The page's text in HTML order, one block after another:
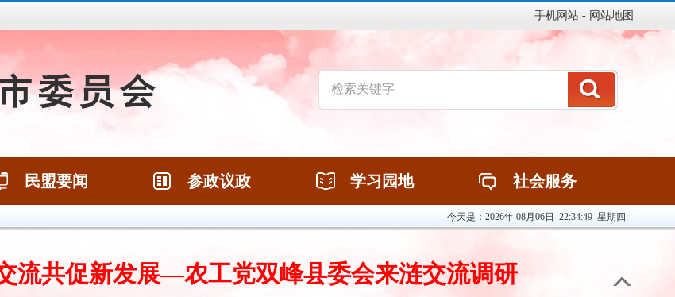
手机网站 - 网站地图
民盟要闻 参政议政 学习园地 社会服务
治交接主题教育工作
25日
今天是： 2026年 08月06日 22:34:50 星期四
流共促新发展—农工党双峰县委会来涟交流调研